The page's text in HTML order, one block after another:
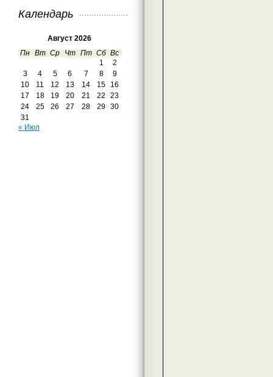
Календарь
Август 2026
Пн Вт Ср Чт Пт Сб Вс
1
2
3
4 5 6 7 8
9
10
11 12 13 14 15
16
17
18 19 20 21 22
23
24
25 26 27 28 29
30
31
« Июл